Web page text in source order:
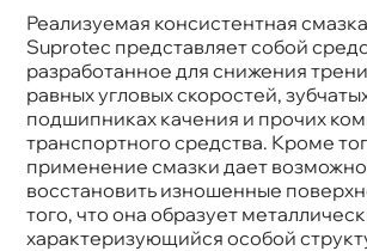
Реализуемая консистентная смазка
Suprotec представляет собой
разработанное для снижения
равных угловых скоростей,
подшипниках качения и прочих
транспортного средства. Кроме
применение смазки дает
осстановить изношенные
того, что она образует
характеризующийся особой